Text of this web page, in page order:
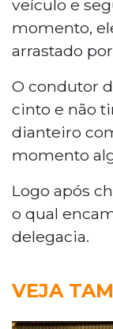
veículo e
momento,
arrastado
O condutor
cinto e não
dianteiro
momento
Logo após
o qual
delegacia.
VEJA